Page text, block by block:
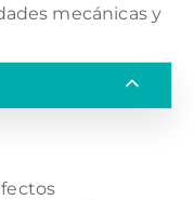
mecánicas y